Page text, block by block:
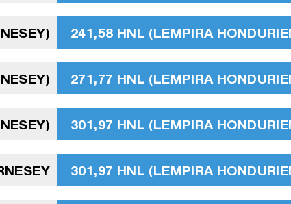
241,58 HNL (LEMPIRA
271,77 HNL (LEMPIRA
301,97 HNL (LEMPIRA
301,97 HNL (LEMPIRA